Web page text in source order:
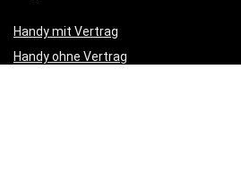
Handy mit Vertrag
Handy ohne Vertrag